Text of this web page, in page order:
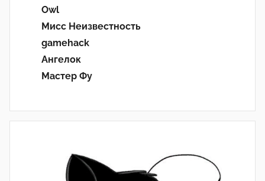
Owl
Мисс Неизвестность
gamehack
Ангелок
Мастер Фу